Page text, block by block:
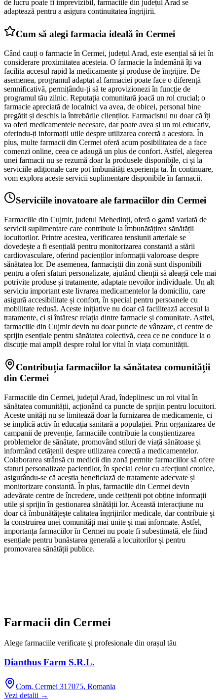
de lucru poate fi imprevizibil, farmaciile din județul Arad se
adaptează pentru a asigura continuitatea îngrijirii.
Cum să alegi farmacia ideală în Cermei
Când cauți o farmacie în Cermei, județul Arad, este esențial să iei în
considerare proximitatea acesteia. O farmacie la îndemână îți va
facilita accesul rapid la medicamente și produse de îngrijire. De
asemenea, programul adaptat al farmaciei poate face o diferență
semnificativă, permițându-ți să te aprovizionezi în funcție de
programul tău zilnic. Reputația comunitară joacă un rol crucial; o
farmacie apreciată de localnici va avea, de obicei, personal bine
pregătit și deschis la întrebările clienților. Farmacistul nu doar că îți
va oferi medicamentele necesare, dar poate avea și un rol educativ,
oferindu-ți informații utile despre utilizarea corectă a acestora. În
plus, multe farmacii din Cermei oferă acum posibilitatea de a face
comenzi online, ceea ce adaugă un plus de confort. Astfel, alegerea
unei farmacii nu se rezumă doar la produsele disponibile, ci și la
serviciile adiționale care pot îmbunătăți experiența ta. În continuare,
vom explora aceste servicii suplimentare disponibile în farmacii.
Serviciile inovatoare ale farmaciilor din Cermei
Farmaciile din Cujmir, județul Mehedinți, oferă o gamă variată de
servicii suplimentare care contribuie la îmbunătățirea sănătății
locuitorilor. Printre acestea, verificarea tensiunii arteriale se
dovedește a fi esențială pentru monitorizarea constantă a stării
cardiovasculare, oferind pacienților informații valoroase despre
sănătatea lor. De asemenea, farmaciștii din zonă sunt disponibili
pentru a oferi sfaturi personalizate, ajutând clienții să aleagă cele mai
potrivite produse și tratamente, adaptate nevoilor individuale. Un alt
serviciu important este livrarea medicamentelor la domiciliu, care
asigură accesibilitate și confort, în special pentru persoanele cu
mobilitate redusă. Aceste inițiative nu doar că facilitează accesul la
tratamente, ci și întăresc relația dintre farmacie și comunitate. Astfel,
farmaciile din Cujmir devin nu doar puncte de vânzare, ci centre de
sprijin esențiale pentru sănătatea colectivă, ceea ce ne conduce la o
discuție mai amplă despre rolul lor vital în viața comunității.
Contribuția farmaciilor la sănătatea comunității
din Cermei
Farmaciile din Cermei, județul Arad, îndeplinesc un rol vital în
sănătatea comunității, acționând ca puncte de sprijin pentru locuitori.
Aceste unități nu se limitează doar la furnizarea de medicamente, ci
se implică activ în educația sanitară a populației. Prin organizarea de
campanii de prevenție, farmaciile contribuie la conștientizarea
problemelor de sănătate, promovând stiluri de viață sănătoase și
informând cetățenii despre utilizarea corectă a medicamentelor.
Colaborarea strânsă cu medicii din zonă permite farmaciilor să ofere
sfaturi personalizate pacienților, în special celor cu afecțiuni cronice,
asigurându-se că aceștia beneficiază de tratamente adecvate și
monitorizare constantă. În plus, farmaciile din Cermei devin
adevărate centre de încredere, unde cetățenii pot obține informații
utile și sprijin în gestionarea sănătății lor. Această interacțiune nu
doar că îmbunătățește calitatea îngrijirilor medicale, dar contribuie și
la construirea unei comunități mai unite și mai informate. Astfel,
importanța farmaciilor în Cermei nu poate fi subestimată, ele fiind
esențiale pentru bunăstarea generală a locuitorilor și pentru
promovarea sănătății publice.
Farmacii din Cermei
Alege farmaciile verificate și profesionale din orașul tău
Dianthus Farm S.R.L.
Com, Cermei 317075, Romania
Vezi detalii →